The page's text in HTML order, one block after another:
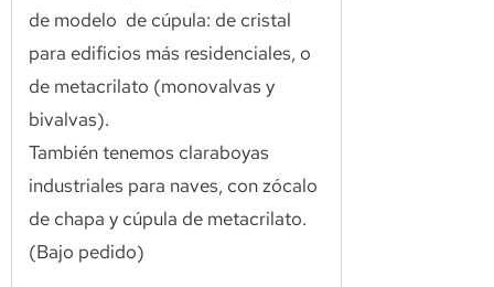
de modelo de cúpula: de cristal
para edificios más residenciales, o
de metacrilato (monovalvas y
bivalvas).
También tenemos claraboyas
industriales para naves, con zócalo
de chapa y cúpula de metacrilato.
(Bajo pedido)